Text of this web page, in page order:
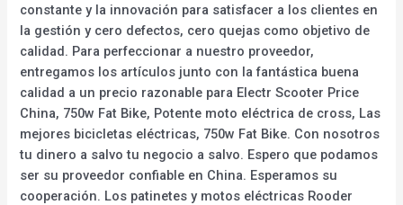
constante y la innovación para satisfacer a los clientes en
la gestión y cero defectos, cero quejas como objetivo de
calidad. Para perfeccionar a nuestro proveedor,
entregamos los artículos junto con la fantástica buena
calidad a un precio razonable para Electr Scooter Price
China, 750w Fat Bike, Potente moto eléctrica de cross, Las
mejores bicicletas eléctricas, 750w Fat Bike. Con nosotros
tu dinero a salvo tu negocio a salvo. Espero que podamos
ser su proveedor confiable en China. Esperamos su
cooperación. Los patinetes y motos eléctricas Rooder